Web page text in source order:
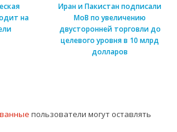
на
Иран и Пакистан подписали
МоВ по увеличению
двусторонней торговли до
целевого уровня в 10 млрд
долларов
пользователи могут оставлять